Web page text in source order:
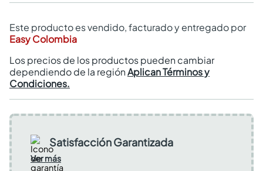
Este producto es vendido, facturado y entregado por
Easy Colombia
Los precios de los productos pueden cambiar
dependiendo de la regiónAplican Términos y
Condiciones.
Satisfacción Garantizada
Ver más